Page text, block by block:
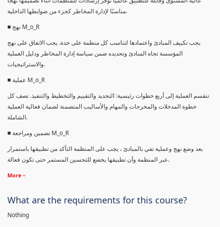
مناسبًا لإدارة المخاطر كجزء من ضوابطها الداخلية.
■ نهج M_o_R
يجب تكييف المبادئ واعتمادها لتناسب كل منظمة على حدة. يجب الاتفاق على نهج
المؤسسة تجاه المبادئ وتحديده ضمن سياسة إدارة المخاطر ودليل العملية
والاستراتيجيات.
■ عملية M_o_R
تنقسم العملية إلى أربع خطوات رئيسية: التحديد والتقييم والتخطيط والتنفيذ. تصف كل
خطوة المدخلات والمخرجات والمهام والأساليب المتضمنة لضمان فعالية العملية
الشاملة.
■ تضمين ومراجعة M_o_R
بعد وضع نهج وعملية تفي بالمبادئ ، يجب على المنظمة التأكد من تطبيقها باستمرار
عبر المنظمة وأن تطبيقها يخضع للتحسين المستمر حتى تكون فعالة.
More
What are the requirements for this course?
Nothing